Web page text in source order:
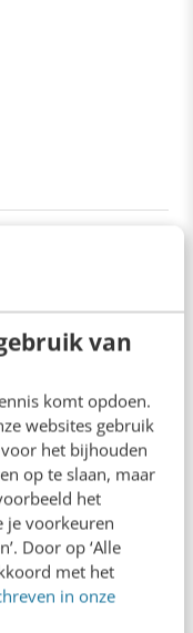
van
komt opdoen.
websites gebruik
het bijhouden
op te slaan, maar
het
je voorkeuren
Door op ‘Alle
met het
in onze